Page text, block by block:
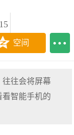
空间
往会将屏幕
看智能手机的